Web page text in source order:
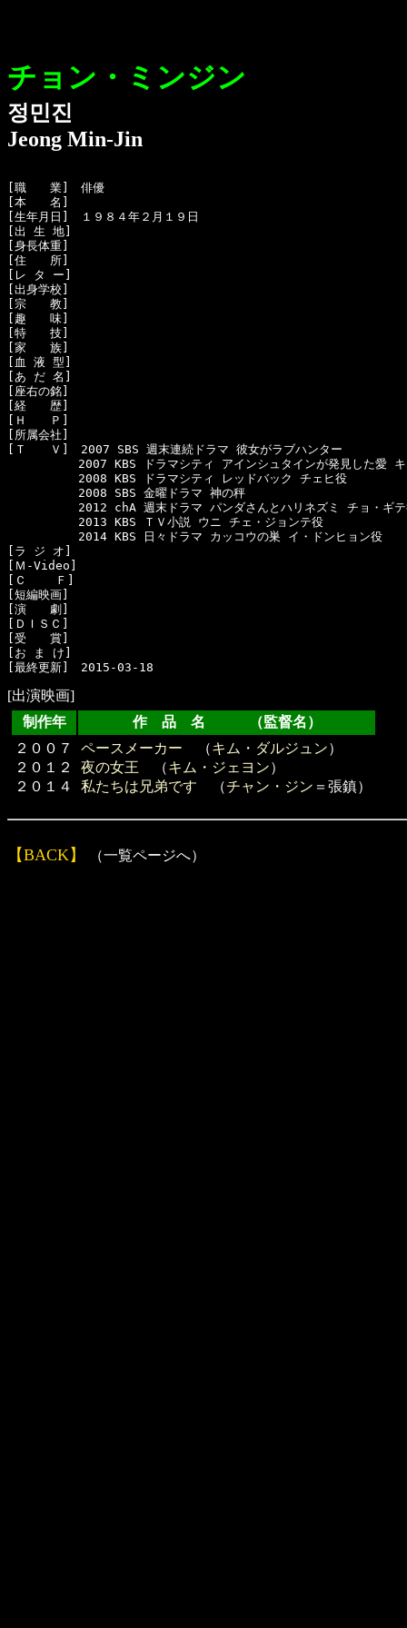
チョン・ミンジン
정민진
Jeong Min-Jin
[職　　業]　俳優
[本　　名]
[生年月日]　１９８４年２月１９日
[出 生 地]
[身長体重]
[住　　所]
[レ タ ー]
[出身学校]
[宗　　教]
[趣　　味]
[特　　技]
[家　　族]
[血 液 型]
[あ だ 名]
[座右の銘]
[経　　歴]
[Ｈ　　Ｐ]
[所属会社]
[Ｔ　　Ｖ]　2007 SBS 週末連続ドラマ 彼女がラブハンター
2007 KBS ドラマシティ アインシュタインが発見した愛 キム
2008 KBS ドラマシティ レッドバック チェヒ役
2008 SBS 金曜ドラマ 神の秤
2012 chA 週末ドラマ パンダさんとハリネズミ チョ・ギテ
2013 KBS ＴＶ小説 ウニ チェ・ジョンテ役
2014 KBS 日々ドラマ カッコウの巣 イ・ドンヒョン役
[ラ ジ オ]
[Ｍ-Video]
[Ｃ    Ｆ]
[短編映画]
[演　　劇]
[ＤＩＳＣ]
[受　　賞]
[お ま け]
[出演映画]
制作年
作 品 名 （監督名）
２００７
２０１２
２０１４
ペースメーカー （キム・ダルジュン）
夜の女王 （キム・ジェヨン）
私たちは兄弟です （チャン・ジン ＝張鎮）
【BACK】 （一覧ページへ）